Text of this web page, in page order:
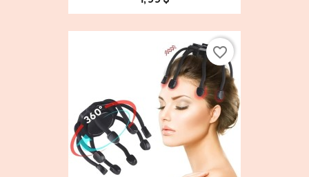
favorite_border